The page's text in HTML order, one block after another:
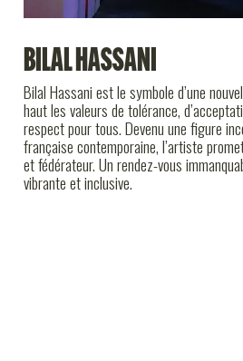
BILAL HASSANI
Bilal Hassani est le symbole d’une
haut les valeurs de tolérance,
respect pour tous. Devenu une figure
française contemporaine, l’artiste
et fédérateur. Un rendez-vous
vibrante et inclusive.